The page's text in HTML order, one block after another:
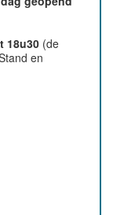
18u30 (de
en